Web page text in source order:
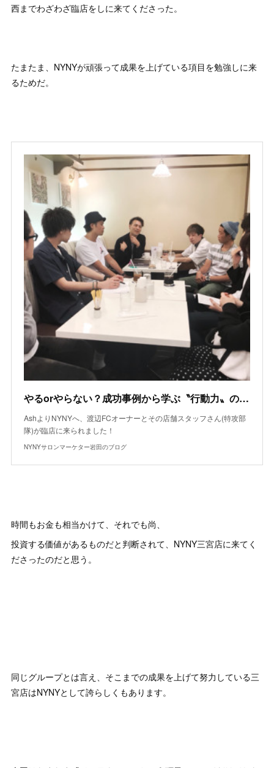
西までわざわざ臨店をしに来てくださった。
たまたま、NYNYが頑張って成果を上げている項目を勉強しに来
るためだ。
やるorやらない？成功事例から学ぶ〝行動力〟の源とは
AshよりNYNYへ、渡辺FCオーナーとその店舗スタッフさん(特攻部
隊)が臨店に来られました！
NYNYサロンマーケター岩田のブログ
時間もお金も相当かけて、それでも尚、
投資する価値があるものだと判断されて、NYNY三宮店に来てく
ださったのだと思う。
同じグループとは言え、そこまでの成果を上げて努力している三
宮店はNYNYとして誇らしくもあります。